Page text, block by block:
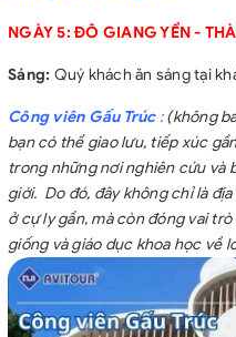
NGÀY 5: ĐÔ GIANG YỂN -
Sáng: Quý khách ăn sáng tại
Công viên Gấu Trúc :(không
bạn có thể giao lưu, tiếp xúc
trong những nơi nghiên cứu và
giới. Do đó, đây không chỉ là
ở cự ly gần, mà còn đóng vai
giống và giáo dục khoa học về